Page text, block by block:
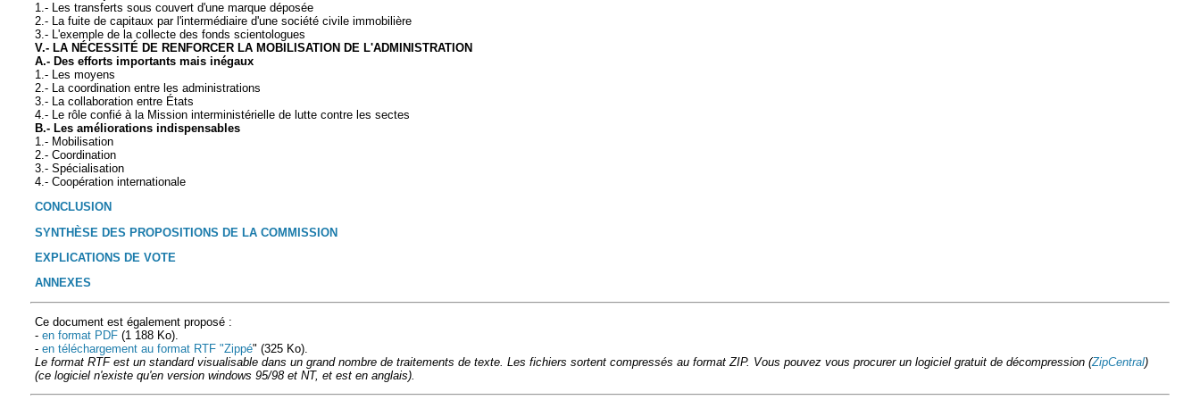
1.- Les transferts sous couvert d'une marque déposée
2.- La fuite de capitaux par l'intermédiaire d'une société civile immobilière
3.- L'exemple de la collecte des fonds scientologues
V.- LA NÉCESSITÉ DE RENFORCER LA MOBILISATION DE L'ADMINISTRATION
A.- Des efforts importants mais inégaux
1.- Les moyens
2.- La coordination entre les administrations
3.- La collaboration entre États
4.- Le rôle confié à la Mission interministérielle de lutte contre les sectes
B.- Les améliorations indispensables
1.- Mobilisation
2.- Coordination
3.- Spécialisation
4.- Coopération internationale
CONCLUSION
SYNTHÈSE DES PROPOSITIONS DE LA COMMISSION
EXPLICATIONS DE VOTE
ANNEXES
Ce document est également proposé :
- en format PDF (1 188 Ko).
- en téléchargement au format RTF "Zippé" (325 Ko).
Le format RTF est un standard visualisable dans un grand nombre de traitements de texte. Les fichiers sortent compressés au format ZIP. Vous pouvez vous procurer un logiciel gratuit de décompression (ZipCentral)
(ce logiciel n'existe qu'en version windows 95/98 et NT, et est en anglais).